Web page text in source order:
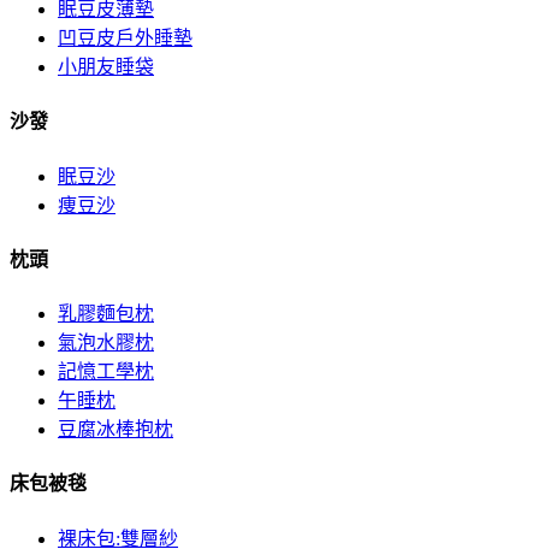
眠豆皮薄墊
凹豆皮戶外睡墊
小朋友睡袋
沙發
眠豆沙
痩豆沙
枕頭
乳膠麵包枕
氣泡水膠枕
記憶工學枕
午睡枕
豆腐冰棒抱枕
床包被毯
裸床包:雙層紗